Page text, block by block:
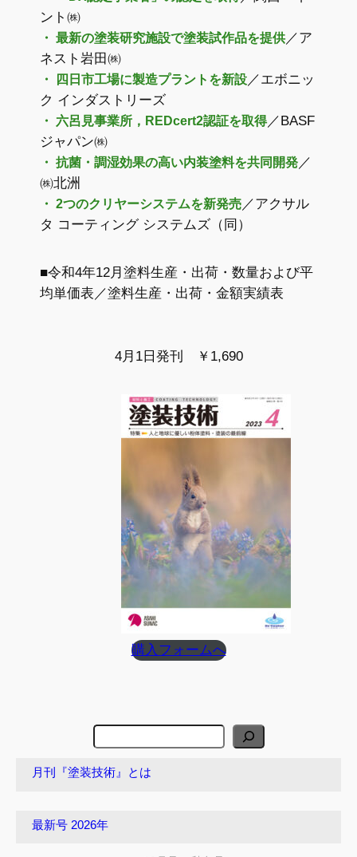
ント㈱
・ 最新の塗装研究施設で塗装試作品を提供／ア
ネスト岩田㈱
・ 四日市工場に製造プラントを新設／エボニッ
ク インダストリーズ
・ 六呂見事業所，REDcert2認証を取得／BASF
ジャパン㈱
・ 抗菌・調湿効果の高い内装塗料を共同開発／
㈱北洲
・ 2つのクリヤーシステムを新発売／アクサル
タ コーティング システムズ（同）
■令和4年12月塗料生産・出荷・数量および平
均単価表／塗料生産・出荷・金額実績表
4月1日発刊 ￥1,690
購入フォームへ
月刊『塗装技術』とは
最新号 2026年